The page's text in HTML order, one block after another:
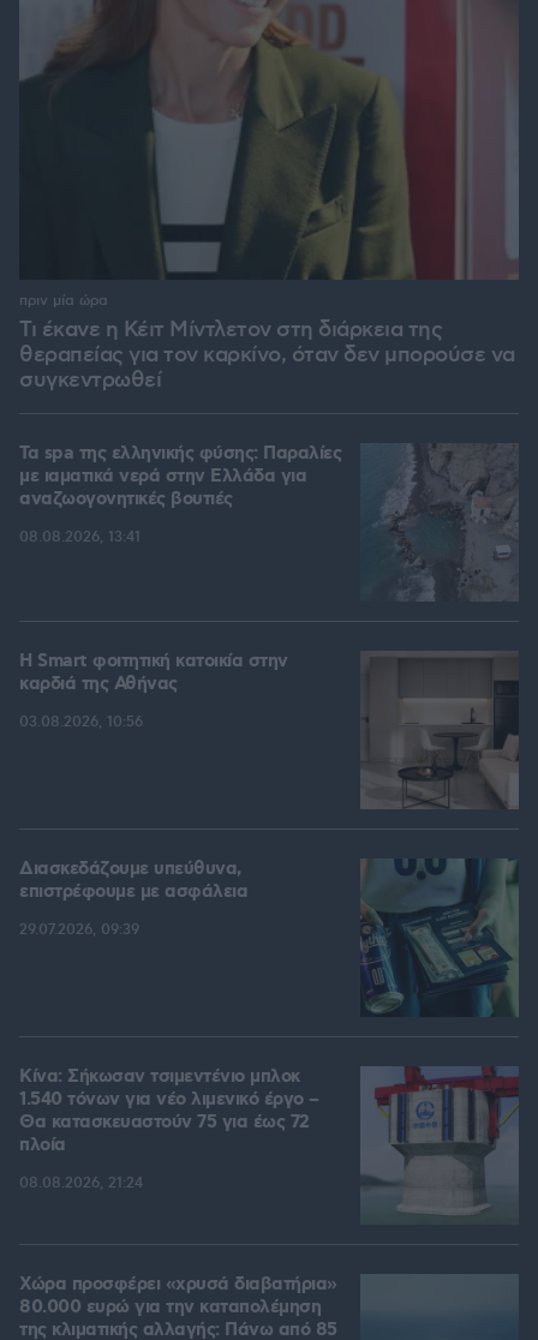
Τι έκανε η Κέιτ Μίντλετον στη διάρκεια της
θεραπείας για τον καρκίνο, όταν δεν μπορούσε να
συγκεντρωθεί
πριν μία ώρα
Τα spa της ελληνικής φύσης: Παραλίες
με ιαματικά νερά στην Ελλάδα για
αναζωογονητικές βουτιές
08.08.2026, 13:41
Η Smart φοιτητική κατοικία στην
καρδιά της Αθήνας
03.08.2026, 10:56
Διασκεδάζουμε υπεύθυνα,
επιστρέφουμε με ασφάλεια
29.07.2026, 09:39
Κίνα: Σήκωσαν τσιμεντένιο μπλοκ
1.540 τόνων για νέο λιμενικό έργο –
Θα κατασκευαστούν 75 για έως 72
πλοία
08.08.2026, 21:24
Χώρα προσφέρει «χρυσά διαβατήρια»
80.000 ευρώ για την καταπολέμηση
της κλιματικής αλλαγής: Πάνω από 85